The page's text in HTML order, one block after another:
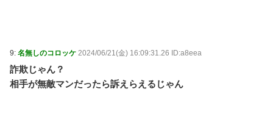
9: 名無しのコロッケ 2024/06/21(金) 16:09:31.26 ID:a8eea
詐欺じゃん？
相手が無敵マンだったら訴えらえるじゃん